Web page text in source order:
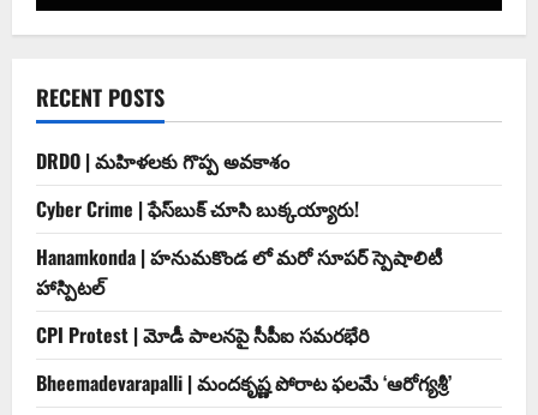
RECENT POSTS
DRDO | మహిళలకు గొప్ప అవకాశం
Cyber Crime | ఫేస్‌బుక్‌ చూసి బుక్కయ్యారు!
Hanamkonda | హనుమకొండ లో మరో సూపర్ స్పెషాలిటీ
హాస్పిటల్
CPI Protest | మోడీ పాలనపై సీపీఐ సమరభేరి
Bheemadevarapalli | మందకృష్ణ పోరాట ఫలమే ‘ఆరోగ్యశ్రీ’